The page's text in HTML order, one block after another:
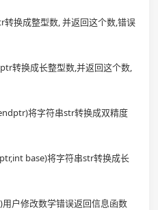
换成整型数, 并返回这个数,错误
转换成长整型数,并返回这个数,
将字符串str转换成双精度
base)将字符串str转换成长
户修改数学错误返回信息函数